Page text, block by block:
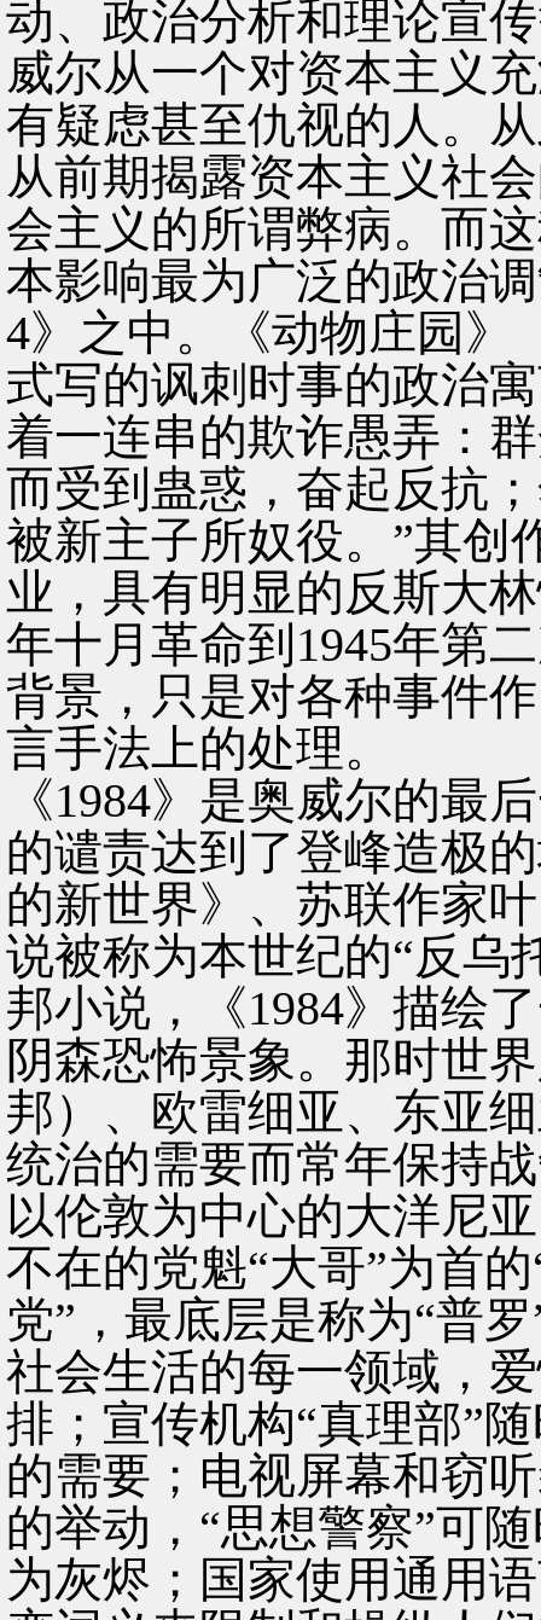
动、政治分析和理论宣
威尔从一个对资本主义
有疑虑甚至仇视的人。
从前期揭露资本主义社
会主义的所谓弊病。而
本影响最为广泛的政治
4》之中。《动物庄园》
式写的讽刺时事的政治
着一连串的欺诈愚弄：
而受到蛊惑，奋起反抗
被新主子所奴役。”其创
业，具有明显的反斯大
年十月革命到1945年第
背景，只是对各种事件
言手法上的处理。
《1984》是奥威尔的最
的谴责达到了登峰造极
的新世界》、苏联作家
说被称为本世纪的“反乌
邦小说，《1984》描绘
阴森恐怖景象。那时世
邦）、欧雷细亚、东亚
统治的需要而常年保持
以伦敦为中心的大洋尼
不在的党魁“大哥”为首
党”，最底层是称为“普
社会生活的每一领域，
排；宣传机构“真理部”
的需要；电视屏幕和窃
的举动，“思想警察”可
为灰烬；国家使用通用